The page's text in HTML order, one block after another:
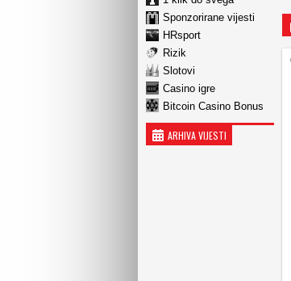
Sponzorirane vijesti
HRsport
Rizik
Slotovi
Casino igre
Bitcoin Casino Bonus
ARHIVA VIJESTI